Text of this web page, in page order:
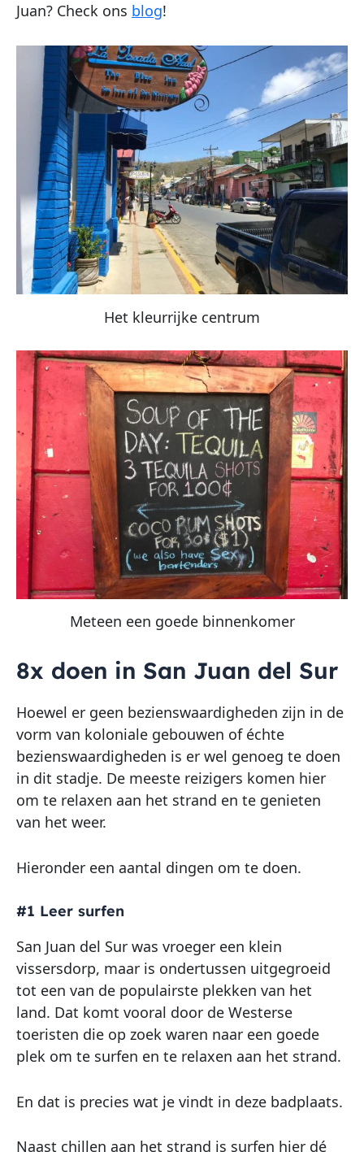
Juan? Check ons blog!
Het kleurrijke centrum
Meteen een goede binnenkomer
8x doen in San Juan del Sur
Hoewel er geen bezienswaardigheden zijn in de
vorm van koloniale gebouwen of échte
bezienswaardigheden is er wel genoeg te doen
in dit stadje. De meeste reizigers komen hier
om te relaxen aan het strand en te genieten
van het weer.
Hieronder een aantal dingen om te doen.
#1 Leer surfen
San Juan del Sur was vroeger een klein
vissersdorp, maar is ondertussen uitgegroeid
tot een van de populairste plekken van het
land. Dat komt vooral door de Westerse
toeristen die op zoek waren naar een goede
plek om te surfen en te relaxen aan het strand.
En dat is precies wat je vindt in deze badplaats.
Naast chillen aan het strand is surfen hier dé